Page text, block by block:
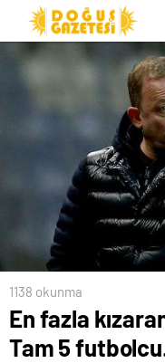
1138 okunma
En fazla
Tam 5